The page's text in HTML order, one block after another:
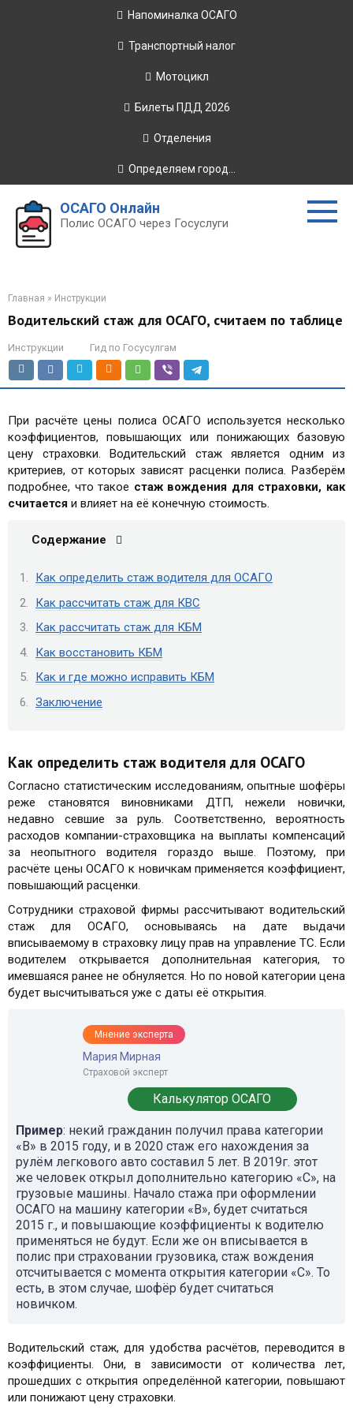
Напоминалка ОСАГО
Транспортный налог
Мотоцикл
Билеты ПДД 2026
Отделения
Определяем город...
ОСАГО Онлайн
Полис ОСАГО через Госуслуги
Главная » Инструкции
Водительский стаж для ОСАГО, считаем по таблице
Инструкции Гид по Госусулгам
При расчёте цены полиса ОСАГО используется несколько
коэффициентов, повышающих или понижающих базовую
цену страховки. Водительский стаж является одним из
критериев, от которых зависят расценки полиса. Разберём
подробнее, что такое стаж вождения для страховки, как
считается и влияет на её конечную стоимость.
Содержание
Как определить стаж водителя для ОСАГО
Как рассчитать стаж для КВС
Как рассчитать стаж для КБМ
Как восстановить КБМ
Как и где можно исправить КБМ
Заключение
Как определить стаж водителя для ОСАГО
Согласно статистическим исследованиям, опытные шофёры
реже становятся виновниками ДТП, нежели новички,
недавно севшие за руль. Соответственно, вероятность
расходов компании-страховщика на выплаты компенсаций
за неопытного водителя гораздо выше. Поэтому, при
расчёте цены ОСАГО к новичкам применяется коэффициент,
повышающий расценки.
Сотрудники страховой фирмы рассчитывают водительский
стаж для ОСАГО, основываясь на дате выдачи
вписываемому в страховку лицу прав на управление ТС. Если
водителем открывается дополнительная категория, то
имевшаяся ранее не обнуляется. Но по новой категории цена
будет высчитываться уже с даты её открытия.
Мнение эксперта
Мария Мирная
Страховой эксперт
Калькулятор ОСАГО
Пример: некий гражданин получил права категории
«B» в 2015 году, и в 2020 стаж его нахождения за
рулём легкового авто составил 5 лет. В 2019г. этот
же человек открыл дополнительно категорию «C», на
грузовые машины. Начало стажа при оформлении
ОСАГО на машину категории «B», будет считаться
2015 г., и повышающие коэффициенты к водителю
применяться не будут. Если же он вписывается в
полис при страховании грузовика, стаж вождения
отсчитывается с момента открытия категории «C». То
есть, в этом случае, шофёр будет считаться
новичком.
Водительский стаж, для удобства расчётов, переводится в
коэффициенты. Они, в зависимости от количества лет,
прошедших с открытия определённой категории, повышают
или понижают цену страховки.